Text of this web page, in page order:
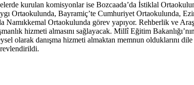
kurulan komisyonlar ise Bozcaada’da İstiklal
Ortaokulunda, Bayramiç’te Cumhuriyet Ortaokulunda,
Ortaokulunda görev yapıyor. Rehberlik ve
hizmeti almasını sağlayacak. Millî Eğitim
olarak danışma hizmeti almaktan memnun olduklarını